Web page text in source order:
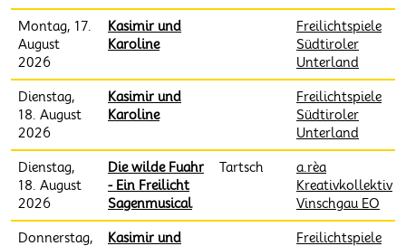
Montag, 17.
August
2026
Kasimir und
Karoline
Freilichtspiele
Südtiroler
Unterland
Dienstag,
18. August
2026
Kasimir und
Karoline
Freilichtspiele
Südtiroler
Unterland
Dienstag,
18. August
2026
Die wilde Fuahr
- Ein Freilicht
Sagenmusical
Tartsch
a.rèa
Kreativkollektiv
Vinschgau EO
Donnerstag,
Kasimir und
Freilichtspiele